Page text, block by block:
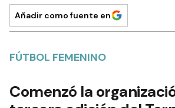
Añadir como fuente en
FÚTBOL FEMENINO
Comenzó la